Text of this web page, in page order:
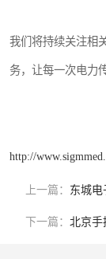
我们将持续关注相
务，让每一次电力
http://
上一篇： 东城电
下一篇： 北京手